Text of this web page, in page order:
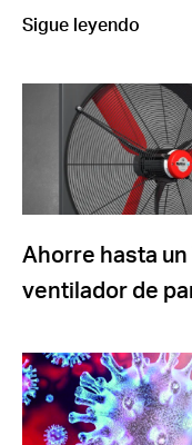
Sigue leyendo
Ahorre hasta
ventilador de